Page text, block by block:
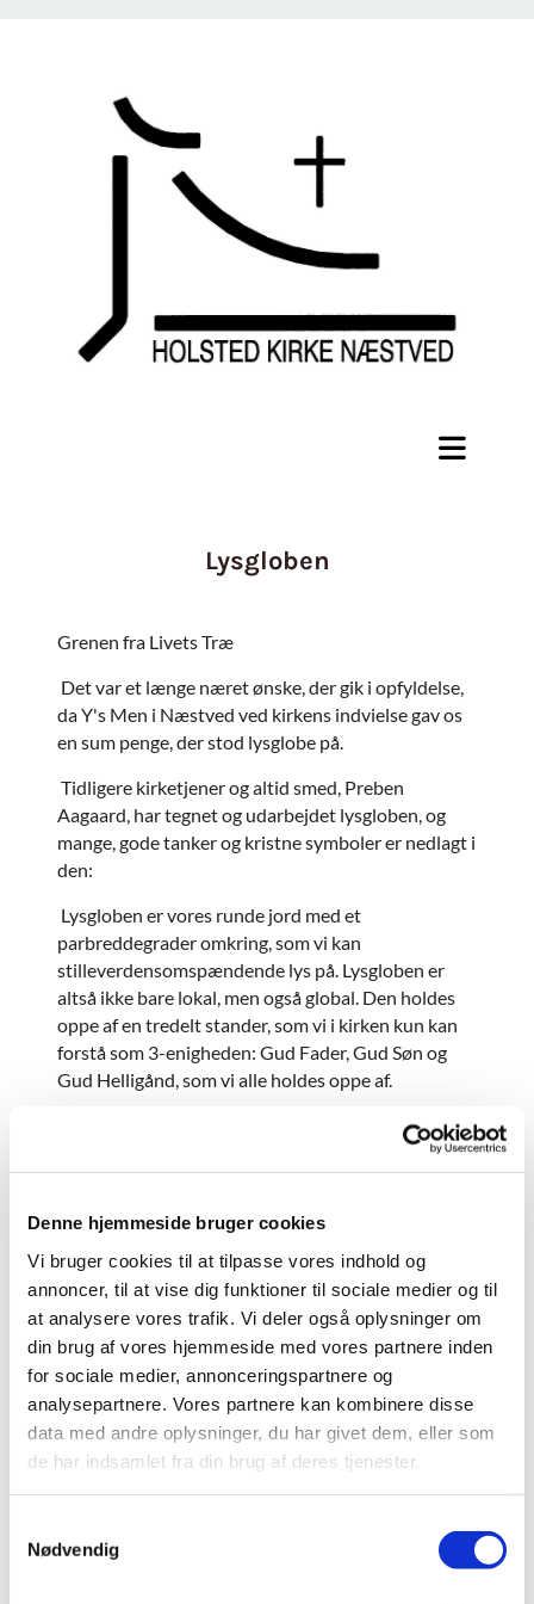
Denne hjemmeside bruger cookies
Vi bruger cookies til at tilpasse vores indhold og
annoncer, til at vise dig funktioner til sociale medier og til
at analysere vores trafik. Vi deler også oplysninger om
din brug af vores hjemmeside med vores partnere inden
for sociale medier, annonceringspartnere og
analysepartnere. Vores partnere kan kombinere disse
data med andre oplysninger, du har givet dem, eller som
de har indsamlet fra din brug af deres tjenester.
Nødvendig
Lysgloben
Grenen fra Livets Træ
Det var et længe næret ønske, der gik i opfyldelse,
da Y's Men i Næstved ved kirkens indvielse gav os
en sum penge, der stod lysglobe på.
Tidligere kirketjener og altid smed, Preben
Aagaard, har tegnet og udarbejdet lysgloben, og
mange, gode tanker og kristne symboler er nedlagt i
den:
Lysgloben er vores runde jord med et
parbreddegrader omkring, som vi kan
stilleverdensomspændende lys på. Lysgloben er
altså ikke bare lokal, men også global. Den holdes
oppe af en tredelt stander, som vi i kirken kun kan
forstå som 3-enigheden: Gud Fader, Gud Søn og
Gud Helligånd, som vi alle holdes oppe af.
Men lysgloben er også tænkt som et træ,Livets
Træ, der står i Paradisets Have, og som omtales
både i begyndelsen og i slutningen af bibelen,
synger det i en af vore julesalmer: "Grenen fra livets
træ står skønt med lys som fugle på kviste".
Fra den 3-enige stamme med korset og det store
hjerte, som Gud har tabt til mennesker på
jorden, løber grenene videre op i træets krone for at
ende i Jesu kors øverst oppe på den bare knold
uden for Jerusalem, på Golgatha.
Sådan bliver der i vores lysglobe forbindelse
mellem Livets Træ og Korsets Træ, for: "den have,
Selve lyset i lysgloben er endnu et stærkt symbol: